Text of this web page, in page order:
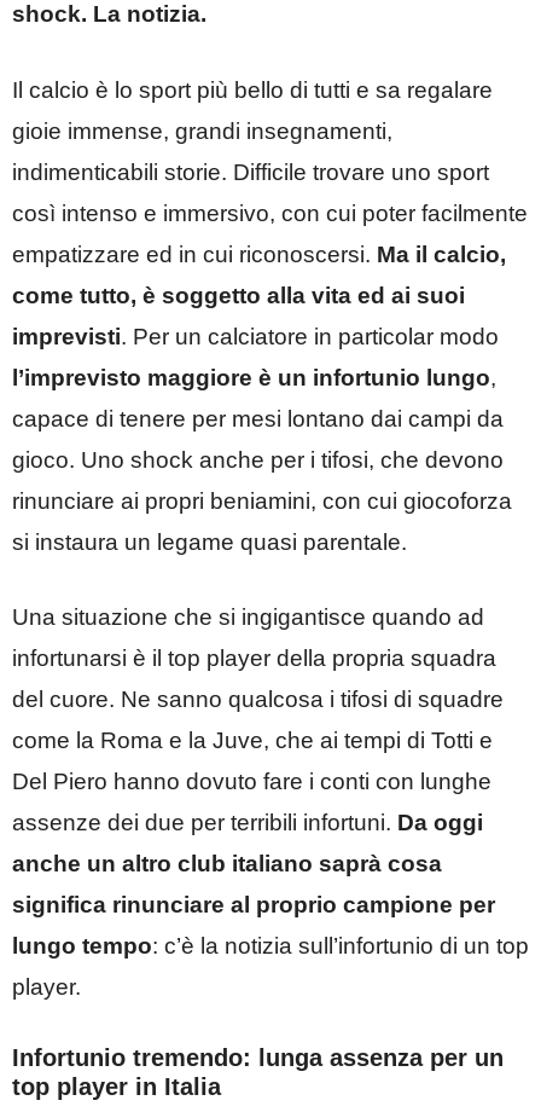
shock. La notizia.
Il calcio è lo sport più bello di tutti e sa regalare
gioie immense, grandi insegnamenti,
indimenticabili storie. Difficile trovare uno sport
così intenso e immersivo, con cui poter facilmente
empatizzare ed in cui riconoscersi. Ma il calcio,
come tutto, è soggetto alla vita ed ai suoi
imprevisti. Per un calciatore in particolar modo
l’imprevisto maggiore è un infortunio lungo,
capace di tenere per mesi lontano dai campi da
gioco. Uno shock anche per i tifosi, che devono
rinunciare ai propri beniamini, con cui giocoforza
si instaura un legame quasi parentale.
Una situazione che si ingigantisce quando ad
infortunarsi è il top player della propria squadra
del cuore. Ne sanno qualcosa i tifosi di squadre
come la Roma e la Juve, che ai tempi di Totti e
Del Piero hanno dovuto fare i conti con lunghe
assenze dei due per terribili infortuni. Da oggi
anche un altro club italiano saprà cosa
significa rinunciare al proprio campione per
lungo tempo: c’è la notizia sull’infortunio di un top
player.
Infortunio tremendo: lunga assenza per un
top player in Italia